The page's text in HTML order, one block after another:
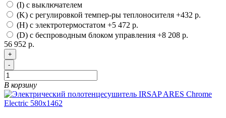
(I) с выключателем
(K) с регулировкой темпер-ры теплоносителя +432 р.
(H) с электротермостатом +5 472 р.
(D) с беспроводным блоком управления +8 208 р.
56 952 р.
+
-
В корзину